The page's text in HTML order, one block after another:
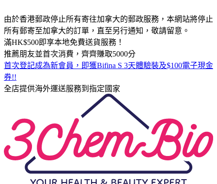
由於香港郵政停止所有寄往加拿大的郵政服務，本網站將停止
所有郵寄至加拿大的訂單，直至另行通知，敬請留意。
滿HK$500即享本地免費送貨服務！
推薦朋友並首次消費，齊齊賺取5000分
首次登記成為新會員，即獲Bifina S 3天體驗裝及$100電子現金
券!!
全店提供海外運送服務到指定國家